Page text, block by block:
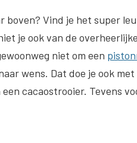
boven? Vind je het super
je ook van de
niet om een
wens. Dat doe je ook
cacaostrooier. Tevens